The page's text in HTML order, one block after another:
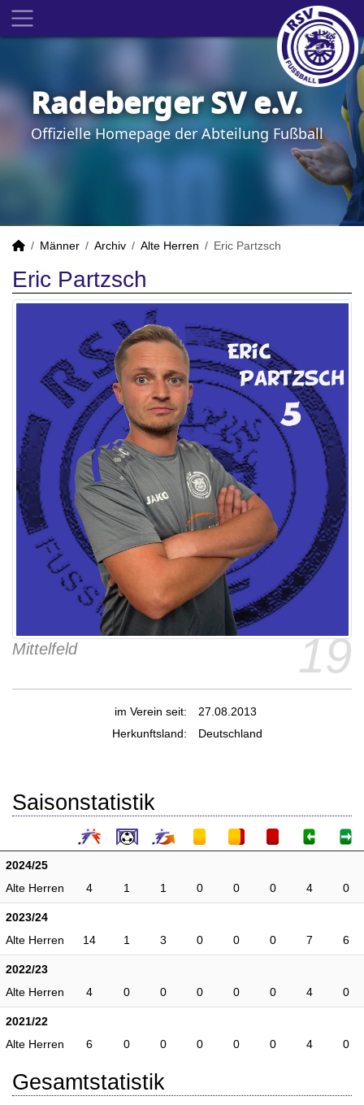
Radeberger SV e.V.
Offizielle Homepage der Abteilung Fußball
Männer Archiv Alte Herren Eric Partzsch
Eric Partzsch
19
Mittelfeld
im Verein seit:
27.08.2013
Herkunftsland:
Deutschland
Saisonstatistik
2024/25
Alte Herren
4 1 1 0 0 0 4 0
2023/24
Alte Herren
14 1 3 0 0 0 7 6
2022/23
Alte Herren
4 0 0 0 0 0 4 0
2021/22
Alte Herren
6 0 0 0 0 0 4 0
Gesamtstatistik